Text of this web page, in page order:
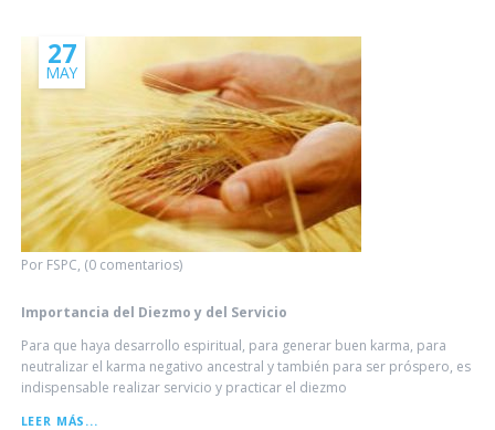
Por FSPC, (0 comentarios)
27
MAY
Importancia del Diezmo y del Servicio
Para que haya desarrollo espiritual, para generar buen karma, para
neutralizar el karma negativo ancestral y también para ser próspero, es
indispensable realizar servicio y practicar el diezmo
LEER MÁS...